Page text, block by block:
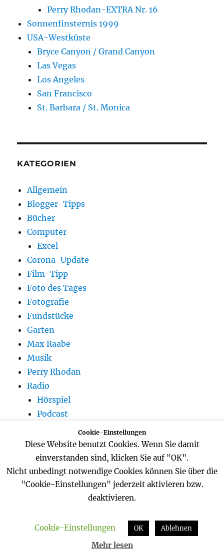
Perry Rhodan-EXTRA Nr. 16
Sonnenfinsternis 1999
USA-Westküste
Bryce Canyon / Grand Canyon
Las Vegas
Los Angeles
San Francisco
St. Barbara / St. Monica
KATEGORIEN
Allgemein
Blogger-Tipps
Bücher
Computer
Excel
Corona-Update
Film-Tipp
Foto des Tages
Fotografie
Fundstücke
Garten
Max Raabe
Musik
Perry Rhodan
Radio
Hörspiel
Podcast
Belgien
De Haan
Gent
Curaçao
Chiemsee
Cookie-Einstellungen
Diese Website benutzt Cookies. Wenn Sie damit
einverstanden sind, klicken Sie auf "OK".
Nicht unbedingt notwendige Cookies können Sie über die
"Cookie-Einstellungen" jederzeit aktivieren bzw.
deaktivieren.
Cookie-Einstellungen OK Ablehnen
Mehr lesen